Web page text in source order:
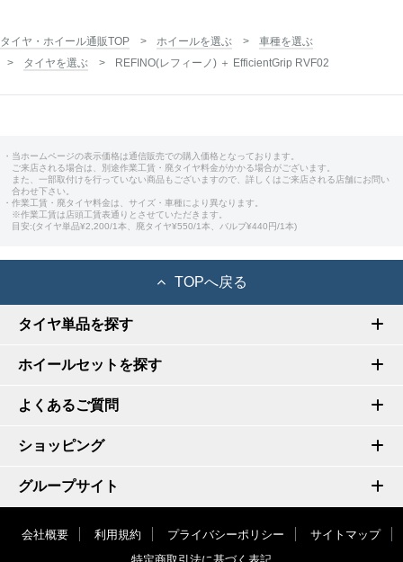
タイヤ・ホイール通販TOP ホイールを選ぶ
車種を選ぶ
タイヤを選ぶ
REFINO(レフィーノ) ＋ EfficientGrip RVF02
・当ホームページの表示価格は通信販売での購入価格となっております。
ご来店される場合は、別途作業工賃・廃タイヤ料金がかかる場合がございます。
また、一部取付けを行っていない商品もございますので、詳しくはご来店される店舗にお問い
合わせ下さい。
・作業工賃・廃タイヤ料金は、サイズ・車種により異なります。
※作業工賃は店頭工賃表通りとさせていただきます。
目安:(タイヤ単品¥2,200/1本、廃タイヤ¥550/1本、バルブ¥440円/1本)
TOPへ戻る
タイヤ単品を探す
ホイールセットを探す
よくあるご質問
ショッピング
グループサイト
会社概要 利用規約 プライバシーポリシー
サイトマップ